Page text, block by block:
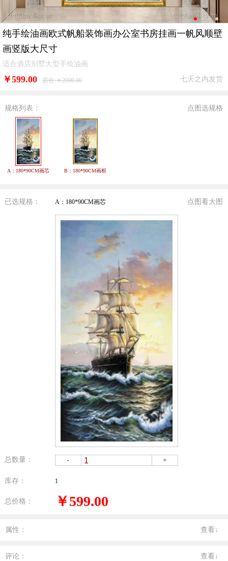
纯手绘油画欧式帆船装饰画办公室书房挂画一帆风顺壁
画竖版大尺寸
适合酒店别墅大型手绘油画
￥599.00 原价:￥2000.00 七天之内发货
规格列表： 点图选规格
A：180*90CM画芯 B：180*90CM画框
已选规格： A：180*90CM画芯 点图看大图
总数量： - +
库存： 1
总价格： ￥599.00
属性： 查看↓
评论： 查看↓